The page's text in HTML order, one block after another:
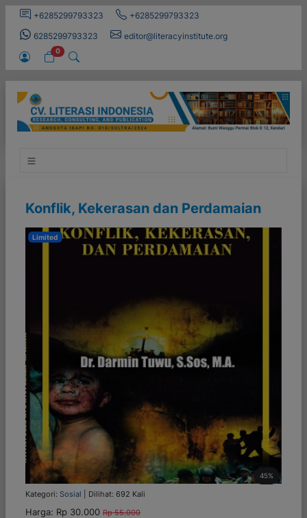
+6285299793323
+6285299793323
6285299793323
editor@literacyinstitute.org
0
Konflik, Kekerasan dan Perdamaian
Limited
45%
Kategori: Sosial | Dilihat: 692 Kali
Harga: Rp 30.000 Rp 55.000